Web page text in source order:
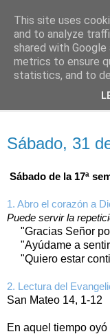
Oración
con el Evangelio de
Sábado, 31
Sábado de la 17ª
1. Abro el corazón a
Puede servir la
"Gracias Señor
"Ayúdame a sentir
"Quiero estar
2. Lectura del
San Mateo 14, 1-12
En aquel tiempo
This site uses
and to analyze
shared with
metrics to ensure
statistics, and to